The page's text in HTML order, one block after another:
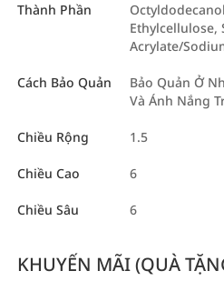
Thành Phần
Ethylcellulose,
Acrylate/
Cách Bảo Quản
Bảo Quản Ở
Và Ánh Nắng
Chiều Rộng 1.5
Chiều Cao 6
Chiều Sâu 6
KHUYẾN MÃI (QUÀ